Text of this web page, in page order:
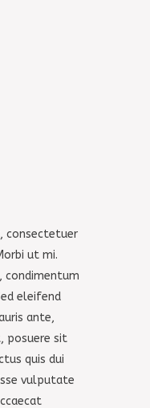
consectetuer
ut mi.
condimentum
eleifend
ante,
posuere sit
quis dui
vulputate